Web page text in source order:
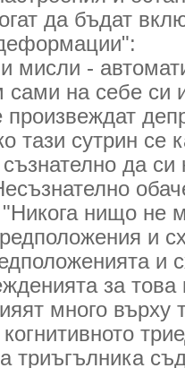
да бъдат
мисли -
сами на себе си
произвеждат
тази сутрин се
да
нищо не
и
и
за
много върху
триъгълника